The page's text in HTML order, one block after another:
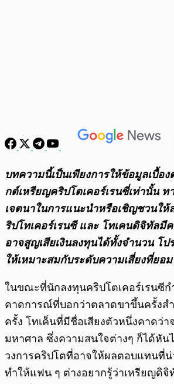
พร้อมเล่น
บทความนี้เป็นเพียงการให้ข้อมูลเบื้อง
กต์เหรียญคริปโตเคอร์เรนซี่เท่านั้น ท
เจตนาในการแนะนำหรือเชิญชวนให้
ริปโทเคอร์เรนซี และ โทเคนดิจิทัลมี
อาจสูญเสียเงินลงทุนได้ทั้งจํานวน โ
ให้เหมาะสมกับระดับความเสี่ยงที่ยอ
ในขณะที่นักลงทุนคริปโตเคอร์เรนซีก
คาดการณ์ที่บอกว่าตลาดขาขึ้นครั้งส
ครั้ง โทเค็นที่มีชื่อเสียงตัวหนึ่งคาดว่า
มหาศาล ซึ่งความสนใจต่างๆ ก็ได้หัน
วงการคริปโตที่อาจให้ผลตอบแทนที่น่
ทำให้แฟน ๆ ต่างอยากรู้ว่าเหรียญดิจิ